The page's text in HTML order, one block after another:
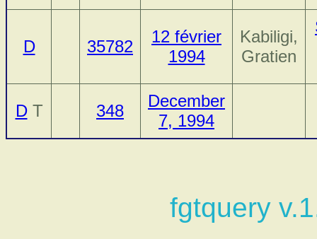
D 35782
12 février
1994
Kabiligi,
Gratien
DT 348
December
7, 1994
fgtquery